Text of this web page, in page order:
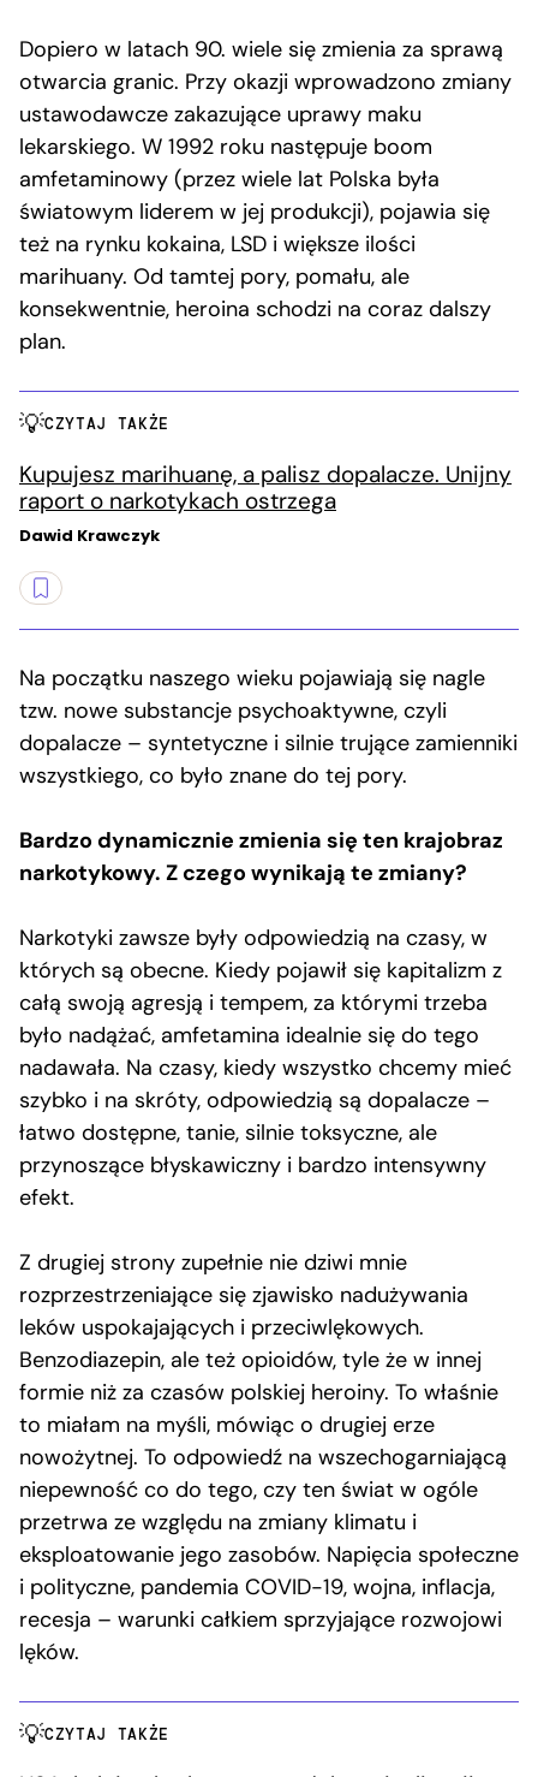
Dopiero w latach 90. wiele się zmienia za sprawą
otwarcia granic. Przy okazji wprowadzono zmiany
ustawodawcze zakazujące uprawy maku
lekarskiego. W 1992 roku następuje boom
amfetaminowy (przez wiele lat Polska była
światowym liderem w jej produkcji), pojawia się
też na rynku kokaina, LSD i większe ilości
marihuany. Od tamtej pory, pomału, ale
konsekwentnie, heroina schodzi na coraz dalszy
plan.
CZYTAJ TAKŻE
Kupujesz marihuanę, a palisz dopalacze. Unijny
raport o narkotykach ostrzega
Dawid Krawczyk
Na początku naszego wieku pojawiają się nagle
tzw. nowe substancje psychoaktywne, czyli
dopalacze – syntetyczne i silnie trujące zamienniki
wszystkiego, co było znane do tej pory.
Bardzo dynamicznie zmienia się ten krajobraz
narkotykowy. Z czego wynikają te zmiany?
Narkotyki zawsze były odpowiedzią na czasy, w
których są obecne. Kiedy pojawił się kapitalizm z
całą swoją agresją i tempem, za którymi trzeba
było nadążać, amfetamina idealnie się do tego
nadawała. Na czasy, kiedy wszystko chcemy mieć
szybko i na skróty, odpowiedzią są dopalacze –
łatwo dostępne, tanie, silnie toksyczne, ale
przynoszące błyskawiczny i bardzo intensywny
efekt.
Z drugiej strony zupełnie nie dziwi mnie
rozprzestrzeniające się zjawisko nadużywania
leków uspokajających i przeciwlękowych.
Benzodiazepin, ale też opioidów, tyle że w innej
formie niż za czasów polskiej heroiny. To właśnie
to miałam na myśli, mówiąc o drugiej erze
nowożytnej. To odpowiedź na wszechogarniającą
niepewność co do tego, czy ten świat w ogóle
przetrwa ze względu na zmiany klimatu i
eksploatowanie jego zasobów. Napięcia społeczne
i polityczne, pandemia COVID-19, wojna, inflacja,
recesja – warunki całkiem sprzyjające rozwojowi
lęków.
CZYTAJ TAKŻE